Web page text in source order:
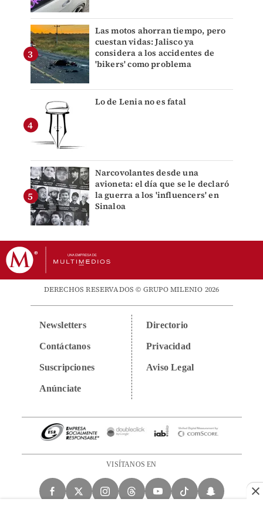
Las motos ahorran tiempo, pero
cuestan vidas: Jalisco ya
considera a los accidentes de
'bikers' como problema
Lo de Lenia no es fatal
Narcovolantes desde una
avioneta: el día que se le declaró
la guerra a los 'influencers' en
Sinaloa
DERECHOS RESERVADOS © GRUPO MILENIO 2026
Newsletters
Contáctanos
Suscripciones
Anúnciate
Directorio
Privacidad
Aviso Legal
VISÍTANOS EN